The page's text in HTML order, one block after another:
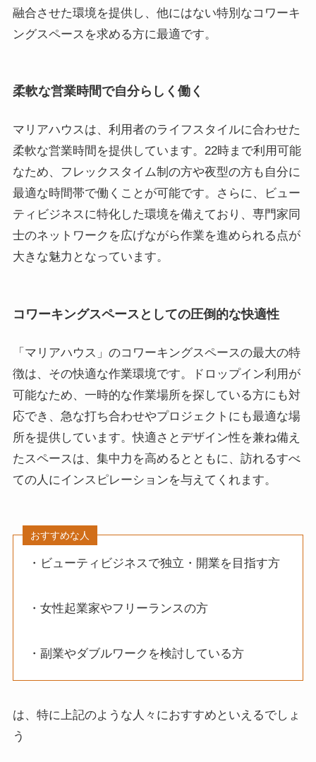
融合させた環境を提供し、他にはない特別なコワーキ
ングスペースを求める方に最適です。
柔軟な営業時間で自分らしく働く
マリアハウスは、利用者のライフスタイルに合わせた
柔軟な営業時間を提供しています。22時まで利用可能
なため、フレックスタイム制の方や夜型の方も自分に
最適な時間帯で働くことが可能です。さらに、ビュー
ティビジネスに特化した環境を備えており、専門家同
士のネットワークを広げながら作業を進められる点が
大きな魅力となっています。
コワーキングスペースとしての圧倒的な快適性
「マリアハウス」のコワーキングスペースの最大の特
徴は、その快適な作業環境です。ドロップイン利用が
可能なため、一時的な作業場所を探している方にも対
応でき、急な打ち合わせやプロジェクトにも最適な場
所を提供しています。快適さとデザイン性を兼ね備え
たスペースは、集中力を高めるとともに、訪れるすべ
ての人にインスピレーションを与えてくれます。
おすすめな人
・ビューティビジネスで独立・開業を目指す方
・女性起業家やフリーランスの方
・副業やダブルワークを検討している方
は、特に上記のような人々におすすめといえるでしょ
う